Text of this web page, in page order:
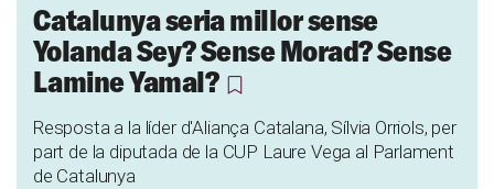
Catalunya seria millor sense
Yolanda Sey? Sense Morad? Sense
Lamine Yamal?
Resposta a la líder d'Aliança Catalana, Sílvia Orriols, per
part de la diputada de la CUP Laure Vega al Parlament
de Catalunya